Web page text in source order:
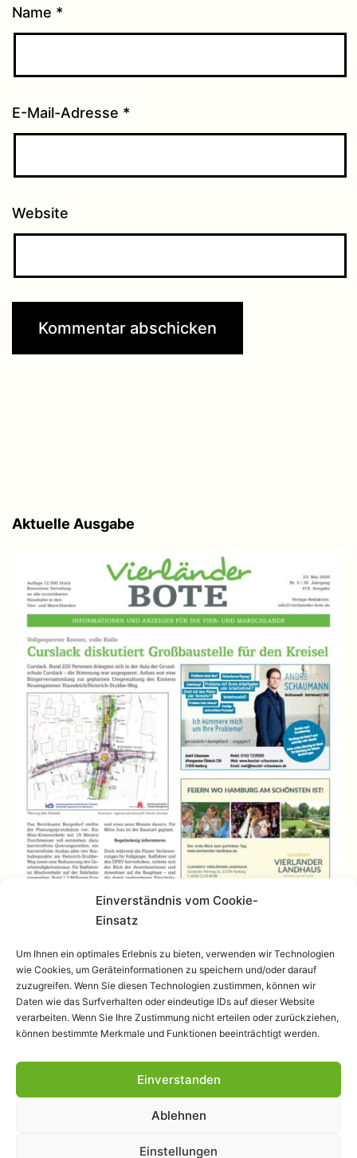
Einverständnis vom Cookie-
Einsatz
Um Ihnen ein optimales Erlebnis zu bieten, verwenden wir Technologien
wie Cookies, um Geräteinformationen zu speichern und/oder darauf
zuzugreifen. Wenn Sie diesen Technologien zustimmen, können wir
Daten wie das Surfverhalten oder eindeutige IDs auf dieser Website
verarbeiten. Wenn Sie Ihre Zustimmung nicht erteilen oder zurückziehen,
können bestimmte Merkmale und Funktionen beeinträchtigt werden.
Einverstanden
Ablehnen
Einstellungen
Name *
E-Mail-Adresse *
Website
Aktuelle Ausgabe
Datenschutzerklärung
Stolz präsentiert vonWordPress